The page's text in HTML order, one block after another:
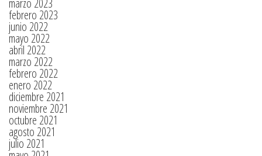
marzo 2023
febrero 2023
junio 2022
mayo 2022
abril 2022
marzo 2022
febrero 2022
enero 2022
diciembre 2021
noviembre 2021
octubre 2021
agosto 2021
julio 2021